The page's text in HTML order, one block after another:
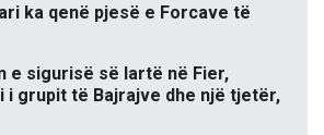
ka qenë pjesë e Forcave të
e sigurisë së lartë në Fier,
i grupit të Bajrajve dhe një tjetër,